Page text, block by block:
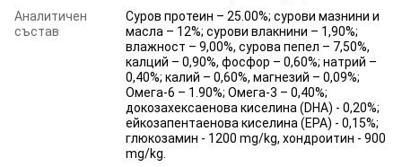
Аналитичен
състав
Суров протеин – 25.00%; сурови мазнини и
масла – 12%; сурови влакнини – 1,90%;
влажност – 9,00%, сурова пепел – 7,50%,
калций – 0,90%, фосфор – 0,60%; натрий –
0,40%; калий – 0,60%, магнезий – 0,09%;
Омега-6 – 1.90%; Омега-3 – 0,40%;
докозахексаенова киселина (DHA) - 0,20%;
ейкозапентаенова киселина (EPA) - 0,15%;
глюкозамин - 1200 mg/kg, хондроитин - 900
mg/kg.